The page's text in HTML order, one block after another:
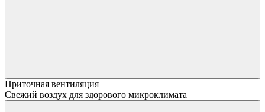
Приточная вентиляция
Свежий воздух для здорового микроклимата